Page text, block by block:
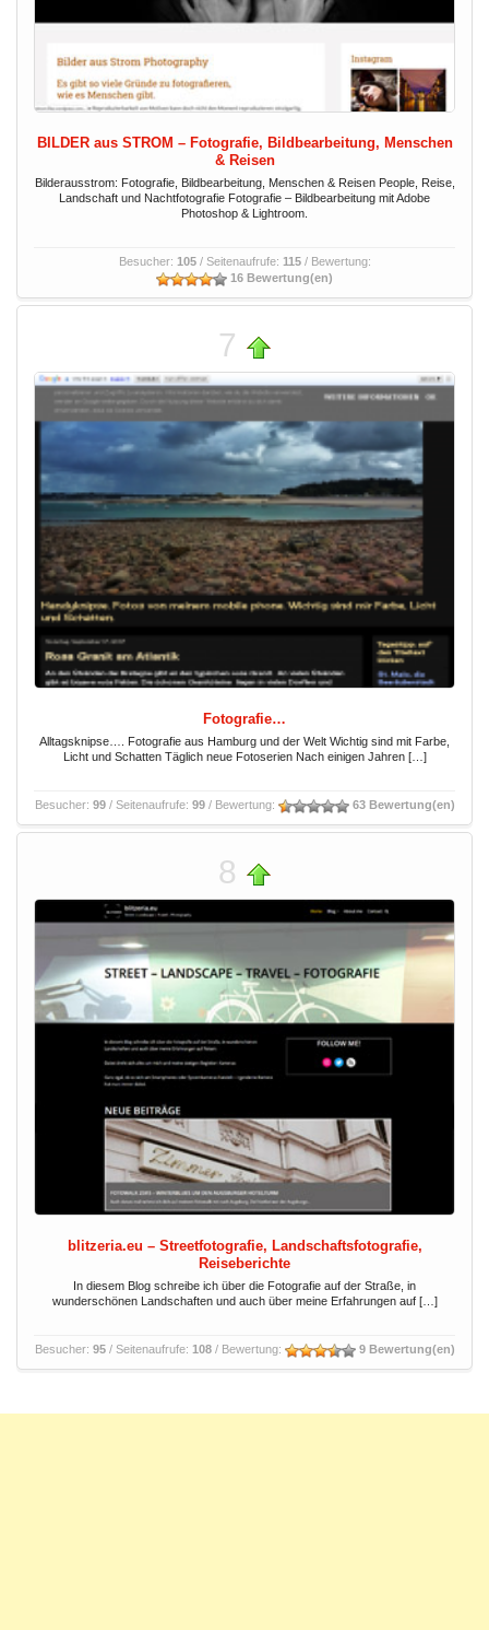
BILDER aus STROM – Fotografie, Bildbearbeitung, Menschen
& Reisen
Bilderausstrom: Fotografie, Bildbearbeitung, Menschen & Reisen People, Reise,
Landschaft und Nachtfotografie Fotografie – Bildbearbeitung mit Adobe
Photoshop & Lightroom.
Besucher: 105/ Seitenaufrufe: 115/ Bewertung:
16 Bewertung(en)
7
Fotografie…
Alltagsknipse…. Fotografie aus Hamburg und der Welt Wichtig sind mit Farbe,
Licht und Schatten Täglich neue Fotoserien Nach einigen Jahren […]
Besucher: 99/ Seitenaufrufe: 99/ Bewertung: 63 Bewertung(en)
8
blitzeria.eu – Streetfotografie, Landschaftsfotografie,
Reiseberichte
In diesem Blog schreibe ich über die Fotografie auf der Straße, in
wunderschönen Landschaften und auch über meine Erfahrungen auf […]
Besucher: 95/ Seitenaufrufe: 108/ Bewertung: 9 Bewertung(en)